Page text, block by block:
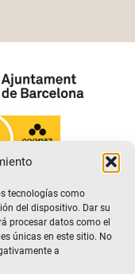
tecnologías como
del dispositivo. Dar su
procesar datos como el
únicas en este sitio. No
a